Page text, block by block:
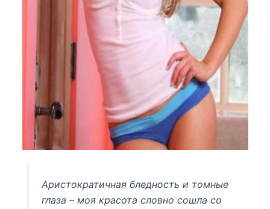
Аристократичная бледность и томные
глаза – моя красота словно сошла со